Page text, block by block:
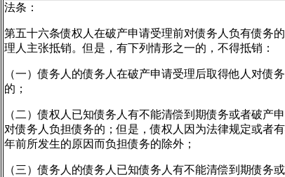
法条：
第五十六条债权人在破产申请受理前对债务人负有债务
理人主张抵销。但是，有下列情形之一的，不得抵销：
（一）债务人的债务人在破产申请受理后取得他人对债
的；
（二）债权人已知债务人有不能清偿到期债务或者破产申
对债务人负担债务的；但是，债权人因为法律规定或者
年前所发生的原因而负担债务的除外；
（三）债务人的债务人已知债务人有不能清偿到期债务